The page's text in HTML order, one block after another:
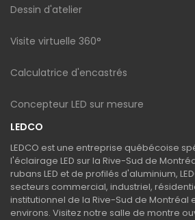
Dessin d'atelier
Visite virtuelle 360°
Calculatrice d'encastrés
Concepteur LED sur mesure
LEDCO
LEDCO est une entreprise québécoise
l'éclairage LED sur la Rive-Sud de
rubans LED et de profilés d'aluminium,
secteurs commercial, industriel,
institutionnel de la Rive-Sud de Montréal
environs. Visitez notre salle de montre